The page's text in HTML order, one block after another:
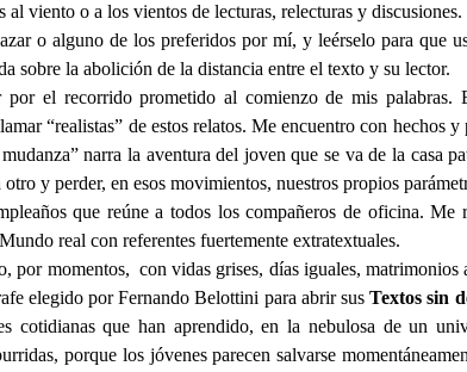
al viento o a los vientos de lecturas, relecturas y discusiones.
o alguno de los preferidos por mí, y leérselo para que
sobre la abolición de la distancia entre el texto y su lector.
el recorrido prometido al comienzo de mis palabras.
“realistas” de estos relatos. Me encuentro con hechos
narra la aventura del joven que se va de la casa
y perder, en esos movimientos, nuestros propios
que reúne a todos los compañeros de oficina.
real con referentes fuertemente extratextuales.
momentos, con vidas grises, días iguales, matrimonios
elegido por Fernando Belottini para abrir susTextos sin
cotidianas que han aprendido, en la nebulosa de un
porque los jóvenes parecen salvarse